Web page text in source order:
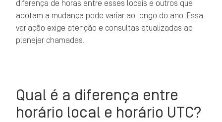
diferença de horas entre esses locais e outros que
adotam a mudança pode variar ao longo do ano. Essa
variação exige atenção e consultas atualizadas ao
planejar chamadas.
Qual é a diferença entre
horário local e horário UTC?